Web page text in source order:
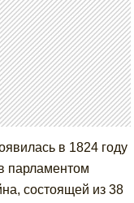
в 1824 году
парламентом
состоящей из 38